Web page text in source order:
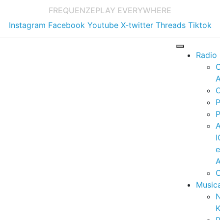
FREQUENZEPLAY EVERYWHERE
Instagram Facebook Youtube X-twitter Threads Tiktok
Radio
e